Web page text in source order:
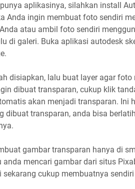
aplikasinya, silahkan install
Anda ingin membuat foto sendiri
atau ambil foto sendiri
di galeri. Buka aplikasi autodesk
disiapkan, lalu buat layer agar
dibuat transparan, cukup klik
akan menjadi transparan. Ini
dibuat transparan, anda bisa
gambar transparan hanya di
anda mencari gambar dari situs
sekarang cukup membuatnya